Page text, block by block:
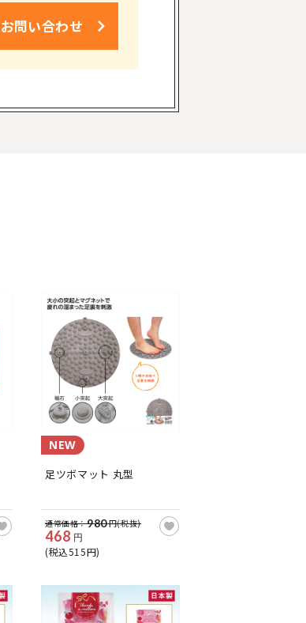
お問い合わせ
NEW
足ツボマット 丸型
通常価格：980円(税抜)
468 円
(税込515円)